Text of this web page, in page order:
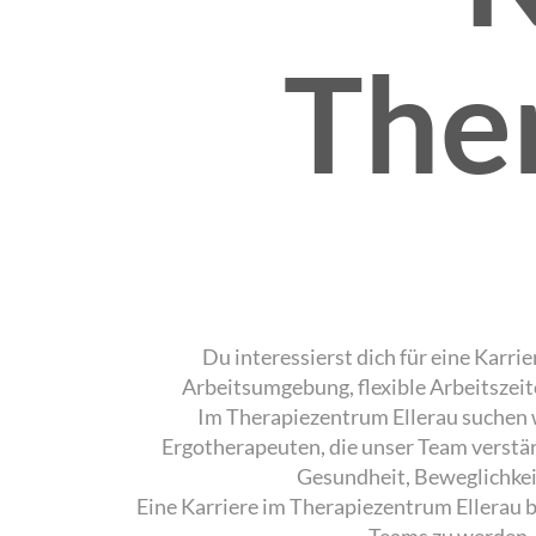
Du interessierst dich für eine
Arbeitsumgebung, flexible
Im Therapiezentrum Ellerau
Ergotherapeuten, die unser Team
Gesundheit,
Eine Karriere im Therapiezentrum